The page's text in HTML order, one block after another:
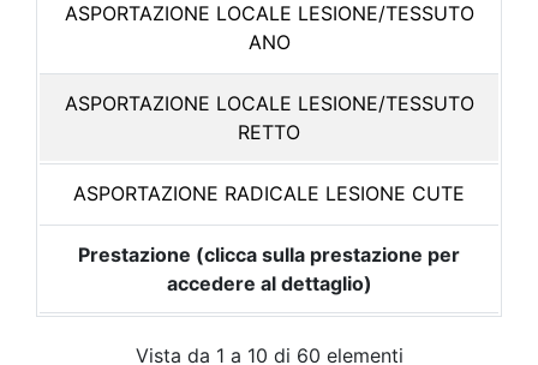
ASPORTAZIONE LOCALE LESIONE/TESSUTO
ANO
ASPORTAZIONE LOCALE LESIONE/TESSUTO
RETTO
ASPORTAZIONE RADICALE LESIONE CUTE
Prestazione (clicca sulla prestazione per
accedere al dettaglio)
Vista da 1 a 10 di 60 elementi